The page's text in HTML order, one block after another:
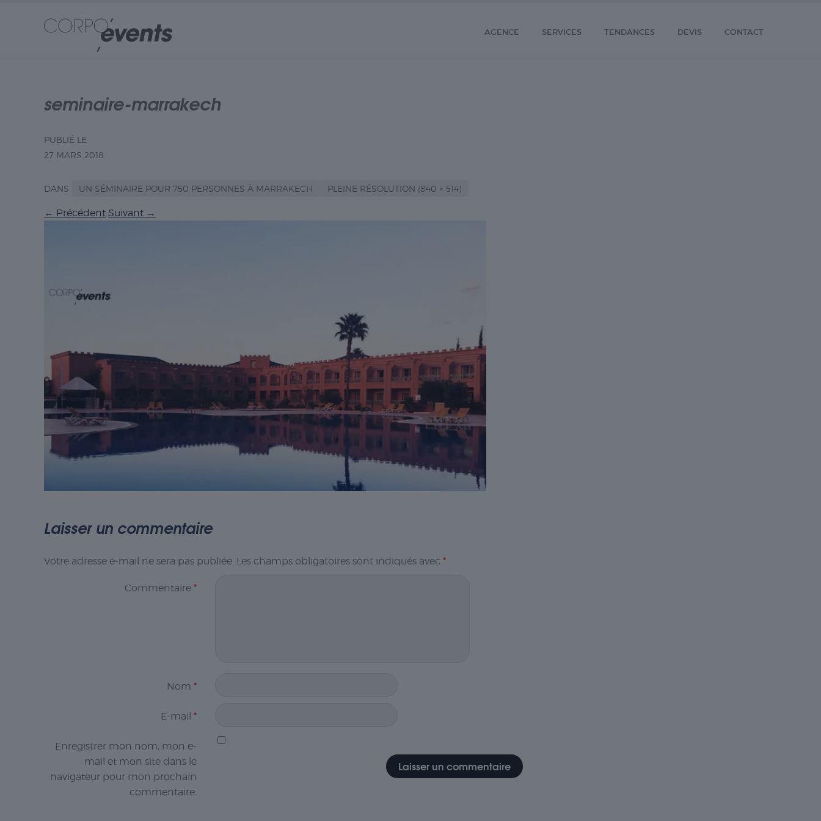
AGENCE SERVICES TENDANCES DEVIS CONTACT
seminaire-marrakech
PUBLIÉ LE
27 MARS 2018
DANS UN SÉMINAIRE POUR 750 PERSONNES À MARRAKECH PLEINE RÉSOLUTION (840 × 514)
← Précédent Suivant →
Laisser un commentaire
Votre adresse e-mail ne sera pas publiée. Les champs obligatoires sont indiqués avec *
Commentaire *
Nom *
E-mail *
Enregistrer mon nom, mon e-
mail et mon site dans le
navigateur pour mon prochain
commentaire.